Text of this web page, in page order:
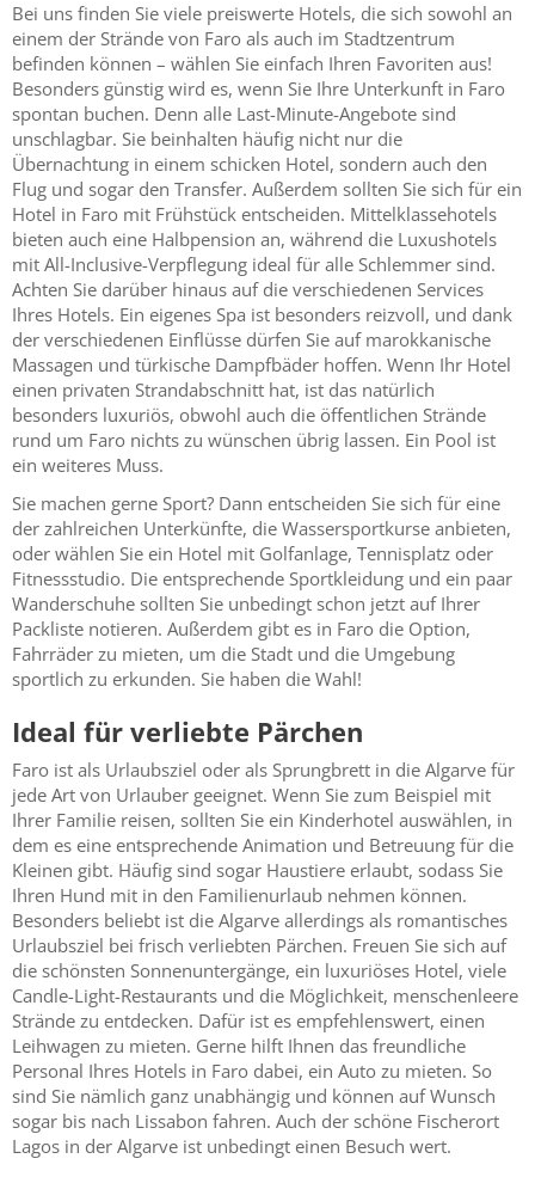
Bei uns finden Sie viele preiswerte Hotels, die sich sowohl an
einem der Strände von Faro als auch im Stadtzentrum
befinden können – wählen Sie einfach Ihren Favoriten aus!
Besonders günstig wird es, wenn Sie Ihre Unterkunft in Faro
spontan buchen. Denn alle Last-Minute-Angebote sind
unschlagbar. Sie beinhalten häufig nicht nur die
Übernachtung in einem schicken Hotel, sondern auch den
Flug und sogar den Transfer. Außerdem sollten Sie sich für ein
Hotel in Faro mit Frühstück entscheiden. Mittelklassehotels
bieten auch eine Halbpension an, während die Luxushotels
mit All-Inclusive-Verpflegung ideal für alle Schlemmer sind.
Achten Sie darüber hinaus auf die verschiedenen Services
Ihres Hotels. Ein eigenes Spa ist besonders reizvoll, und dank
der verschiedenen Einflüsse dürfen Sie auf marokkanische
Massagen und türkische Dampfbäder hoffen. Wenn Ihr Hotel
einen privaten Strandabschnitt hat, ist das natürlich
besonders luxuriös, obwohl auch die öffentlichen Strände
rund um Faro nichts zu wünschen übrig lassen. Ein Pool ist
ein weiteres Muss.
Sie machen gerne Sport? Dann entscheiden Sie sich für eine
der zahlreichen Unterkünfte, die Wassersportkurse anbieten,
oder wählen Sie ein Hotel mit Golfanlage, Tennisplatz oder
Fitnessstudio. Die entsprechende Sportkleidung und ein paar
Wanderschuhe sollten Sie unbedingt schon jetzt auf Ihrer
Packliste notieren. Außerdem gibt es in Faro die Option,
Fahrräder zu mieten, um die Stadt und die Umgebung
sportlich zu erkunden. Sie haben die Wahl!
Ideal für verliebte Pärchen
Faro ist als Urlaubsziel oder als Sprungbrett in die Algarve für
jede Art von Urlauber geeignet. Wenn Sie zum Beispiel mit
Ihrer Familie reisen, sollten Sie ein Kinderhotel auswählen, in
dem es eine entsprechende Animation und Betreuung für die
Kleinen gibt. Häufig sind sogar Haustiere erlaubt, sodass Sie
Ihren Hund mit in den Familienurlaub nehmen können.
Besonders beliebt ist die Algarve allerdings als romantisches
Urlaubsziel bei frisch verliebten Pärchen. Freuen Sie sich auf
die schönsten Sonnenuntergänge, ein luxuriöses Hotel, viele
Candle-Light-Restaurants und die Möglichkeit, menschenleere
Strände zu entdecken. Dafür ist es empfehlenswert, einen
Leihwagen zu mieten. Gerne hilft Ihnen das freundliche
Personal Ihres Hotels in Faro dabei, ein Auto zu mieten. So
sind Sie nämlich ganz unabhängig und können auf Wunsch
sogar bis nach Lissabon fahren. Auch der schöne Fischerort
Lagos in der Algarve ist unbedingt einen Besuch wert.